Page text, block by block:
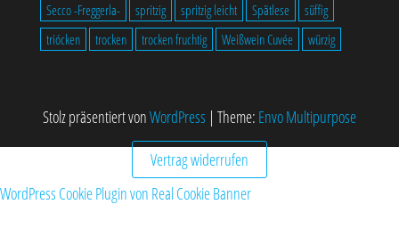
Secco -Freggerla-
spritzig spritzig leicht Spätlese
süffig
triócken
trocken trocken fruchtig Weißwein Cuvée würzig
Stolz präsentiert vonWordPress | Theme: Envo Multipurpose
Vertrag widerrufen
WordPress Cookie Plugin von Real Cookie Banner